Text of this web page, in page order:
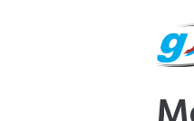
Nos services